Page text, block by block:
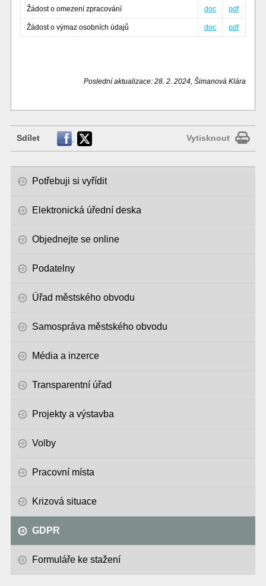
Žádost o omezení zpracování doc pdf
Žádost o výmaz osobních údajů doc pdf
Poslední aktualizace: 28. 2. 2024, Šimanová Klára
Sdílet Vytisknout
Potřebuji si vyřídit
Elektronická úřední deska
Objednejte se online
Podatelny
Úřad městského obvodu
Samospráva městského obvodu
Média a inzerce
Transparentní úřad
Projekty a výstavba
Volby
Pracovní místa
Krizová situace
GDPR
Formuláře ke stažení